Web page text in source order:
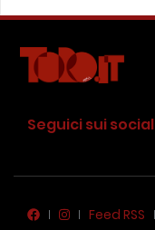
Seguici sui social
Feed RSS